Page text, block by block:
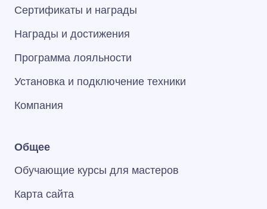
Сертификаты и награды
Награды и достижения
Программа лояльности
Установка и подключение техники
Компания
Общее
Обучающие курсы для мастеров
Карта сайта